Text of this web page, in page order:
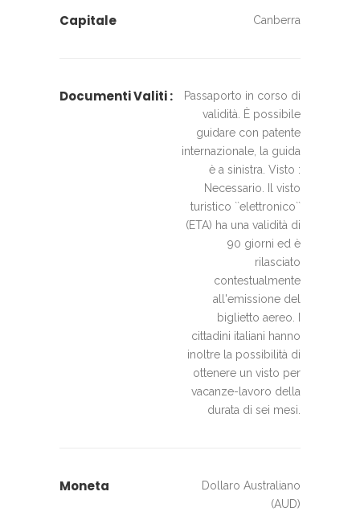
Capitale Canberra
Documenti Valiti :
Passaporto in corso di
validità. È possibile
guidare con patente
internazionale, la guida
è a sinistra. Visto :
Necessario. Il visto
turistico ``elettronico``
(ETA) ha una validità di
90 giorni ed è
rilasciato
contestualmente
all'emissione del
biglietto aereo. I
cittadini italiani hanno
inoltre la possibilità di
ottenere un visto per
vacanze-lavoro della
durata di sei mesi.
Moneta
Dollaro Australiano
(AUD)